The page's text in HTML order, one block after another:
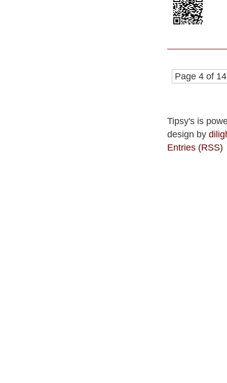
Page 4 of 14
Tipsy's is
design by
Entries (RSS)